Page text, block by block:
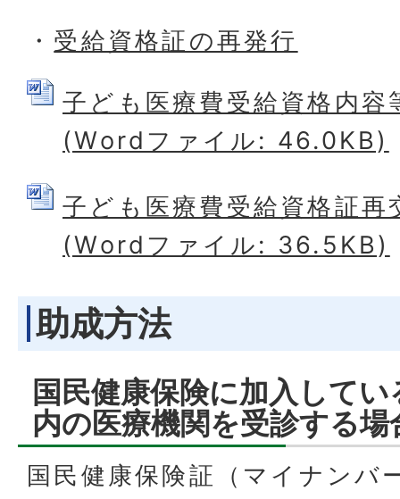
・ 受給資格証の再発行
子ども医療費受給資格内容
(Wordファイル: 46.0KB)
子ども医療費受給資格証再
(Wordファイル: 36.5KB)
助成方法
国民健康保険に加入して
内の医療機関を受診する場
国民健康保険証（マイナンバ